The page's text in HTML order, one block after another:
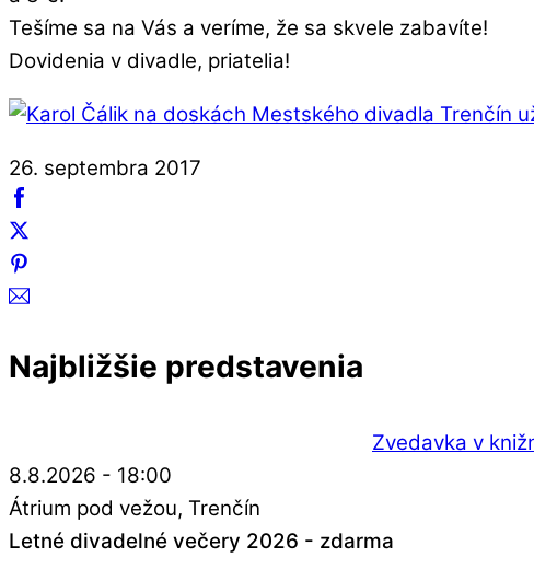
Tešíme sa na Vás a veríme, že sa skvele zabavíte!
Dovidenia v divadle, priatelia!
26. septembra 2017
Najbližšie predstavenia
Zvedavka v
8.8.2026 - 18:00
Átrium pod vežou Trenčín
Letné divadelné večery 2026 - zdarma